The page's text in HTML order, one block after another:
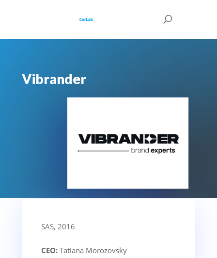
Vibrander
SAS, 2016
CEO:Tatiana Morozovsky